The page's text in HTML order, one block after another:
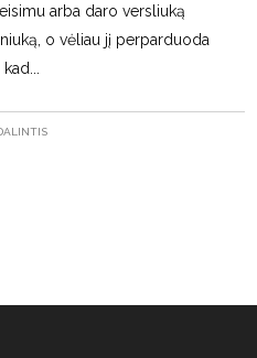
arba daro versliuką
o vėliau jį perparduoda
kad